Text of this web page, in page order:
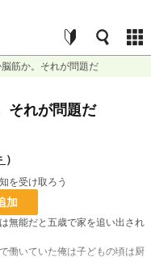
筋か。それが問題だ
それが問題だ
）
を受け取ろう
加
無能だと五歳で家を追い出され
働いていた俺は子どもの頃は厨